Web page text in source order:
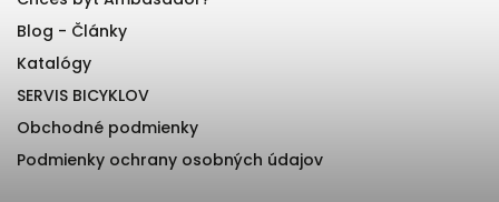
Blog - Články
Katalógy
SERVIS BICYKLOV
Obchodné podmienky
Podmienky ochrany osobných údajov